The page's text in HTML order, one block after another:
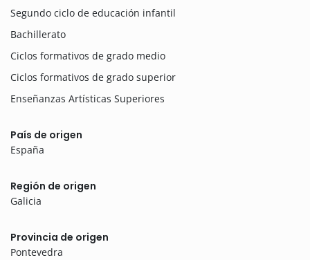
Segundo ciclo de educación infantil
Bachillerato
Ciclos formativos de grado medio
Ciclos formativos de grado superior
Enseñanzas Artísticas Superiores
País de origen
España
Región de origen
Galicia
Provincia de origen
Pontevedra